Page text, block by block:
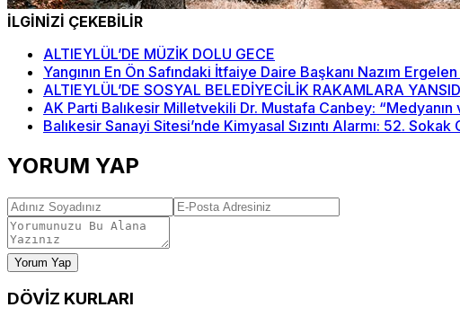
İLGİNİZİ ÇEKEBİLİR
ALTIEYLÜL’DE MÜZİK DOLU GECE
Yangının En Ön Safındaki İtfaiye Daire Başkanı Nazım Ergelen
ALTIEYLÜL’DE SOSYAL BELEDİYECİLİK RAKAMLARA
AK Parti Balıkesir Milletvekili Dr. Mustafa Canbey:
Balıkesir Sanayi Sitesi’nde Kimyasal Sızıntı Alarmı: 52.
YORUM YAP
Yorum Yap
DÖVİZ KURLARI